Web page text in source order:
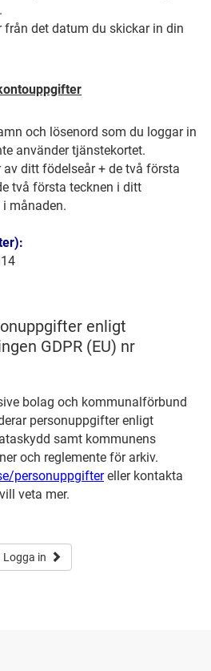
från det datum du skickar in din
och lösenord som du loggar in
använder tjänstekortet.
ditt födelseår + de två första
två första tecknen i ditt
månaden.
enligt
GDPR (EU) nr
bolag och kommunalförbund
personuppgifter enligt
samt kommunens
och reglemente för arkiv.
personuppgiftereller kontakta
veta mer.
Logga in